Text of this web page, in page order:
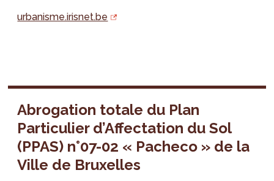
urbanisme.irisnet.be
Abrogation totale du Plan
Particulier d’Affectation du Sol
(PPAS) n°07-02 « Pacheco » de la
Ville de Bruxelles